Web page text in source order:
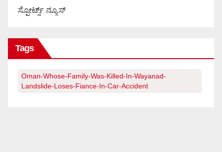
ಸ್ಪೋರ್ಟ್ಸ್ ನ್ಯೂಸ್
Tags
Oman-Whose-Family-Was-Killed-In-Wayanad-
Landslide-Loses-Fiance-In-Car-Accident